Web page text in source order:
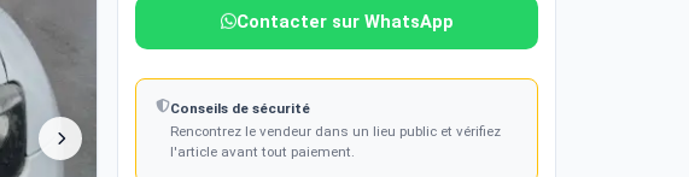
Contacter sur WhatsApp
Conseils de sécurité
Rencontrez le vendeur dans un lieu public et vérifiez
l'article avant tout paiement.